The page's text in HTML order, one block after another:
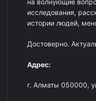
на волнующие
исследования,
истории людей,
Достоверно.
Адрес:
г. Алматы 050000,